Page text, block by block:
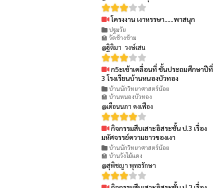
โครงงาน เงาหรรษา......พาสนุก
ปฐมวัย
🏫 วัดช้างข้าม
@ฐิติมา วงษ์เสน
ก5ะเช้าเคลื่อนที่ ชั้นประถมศึกษาปีที่
3 โรงเรียนบ้านหนองบัวทอง
บ้านนักวิทยาศาสตร์น้อย
🏫 บ้านหนองบัวทอง
@เดือนนภา คงเฟือง
กิจกรรมสืบเสาะอิสระชั้น ป.3 เรื่อง
มหัศจรรย์ความยาวของเงา
บ้านนักวิทยาศาสตร์น้อย
🏫 บ้านวังไม้แดง
@สุพิชญา พุทธรักษา